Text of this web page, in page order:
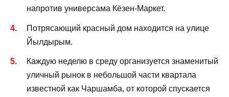
напротив универсама Кёзен-Маркет.
Потрясающий красный дом находится на улице
Йылдырым.
Каждую неделю в среду организуется знаменитый
уличный рынок в небольшой части квартала
известной как Чаршамба, от которой спускается